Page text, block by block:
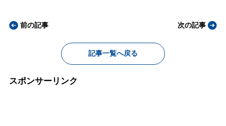
前の記事
記事一覧へ戻る
次の記事
スポンサーリンク